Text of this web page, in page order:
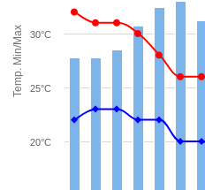
Temp. Min/Max
20°C
25°C
30°C